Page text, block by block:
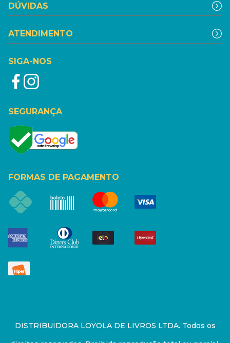
DÚVIDAS
ATENDIMENTO
SIGA-NOS
SEGURANÇA
FORMAS DE PAGAMENTO
DISTRIBUIDORA LOYOLA DE LIVROS LTDA. Todos os